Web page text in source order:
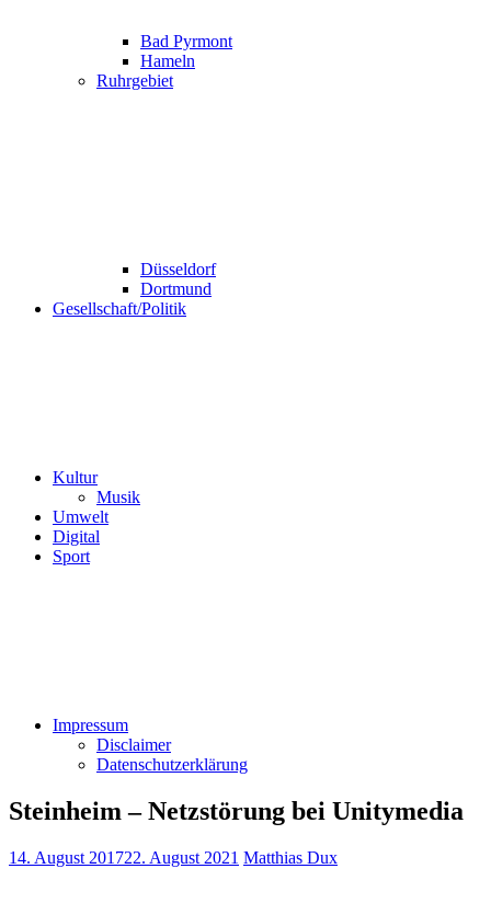
Bad Pyrmont
Hameln
Ruhrgebiet
Düsseldorf
Dortmund
Gesellschaft/Politik
Kultur
Musik
Umwelt
Digital
Sport
Impressum
Disclaimer
Datenschutzerklärung
Steinheim – Netzstörung bei Unitymedia
14. August 201722. August 2021 Matthias Dux